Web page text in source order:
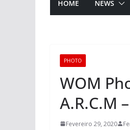
HOME NEWS
PHOTO
WOM
A.R.C.M
Fevereiro 29, 2020